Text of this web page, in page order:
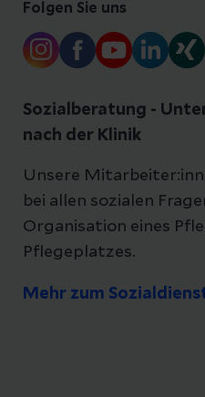
Folgen Sie uns
Sozialberatung -
nach der Klinik
Unsere
bei allen sozialen
Organisation eines
Pflegeplatzes.
Mehr zum